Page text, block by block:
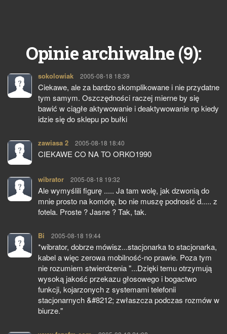
Opinie archiwalne (9):
sokolowiak pisze:
2005-08-18 18:39
Ciekawe, ale za bardzo skomplikowane i nie przydatne
tym samym. Oszczędności raczej mierne by się
bawić w ciągłe aktywowanie i deaktywowanie np kiedy
idzie się do sklepu po bułki
zawiasa 2 pisze:
2005-08-18 18:40
CIEKAWE CO NA TO ORKO1990
wibrator pisze:
2005-08-18 19:32
Ale wymyślili figurę ..... Ja tam wolę, jak dzwonią do
mnie prosto na komórę, bo nie muszę podnosić d..... z
fotela. Proste ? Jasne ? Tak, tak.
Bi pisze:
2005-08-18 19:44
*wibrator, dobrze mówisz...stacjonarka to stacjonarka,
kabel a więc zerowa mobilność-no prawie. Poza tym
nie rozumiem stwierdzenia "...Dzięki temu otrzymują
wysoką jakość przekazu głosowego i bogactwo
funkcji, kojarzonych z systemami telefonii
stacjonarnych &#8212; zwłaszcza podczas rozmów w
biurze."